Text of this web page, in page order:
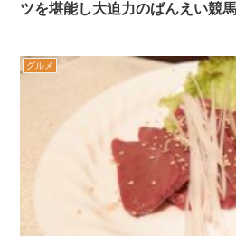
ツを堪能し大迫力のばんえい競
グルメ